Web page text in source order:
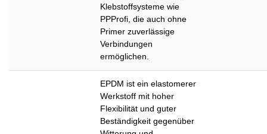
Klebstoffsysteme wie
PPProfi, die auch ohne
Primer zuverlässige
Verbindungen
ermöglichen.
EPDM ist ein elastomerer
Werkstoff mit hoher
Flexibilität und guter
Beständigkeit gegenüber